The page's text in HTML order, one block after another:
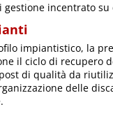
gestione incentrato su
impiantistico, la
il ciclo di recupero
di qualità da
delle